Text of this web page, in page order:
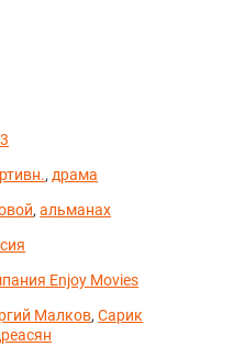
, драма
,альманах
Enjoy Movies
Малков,Сарик